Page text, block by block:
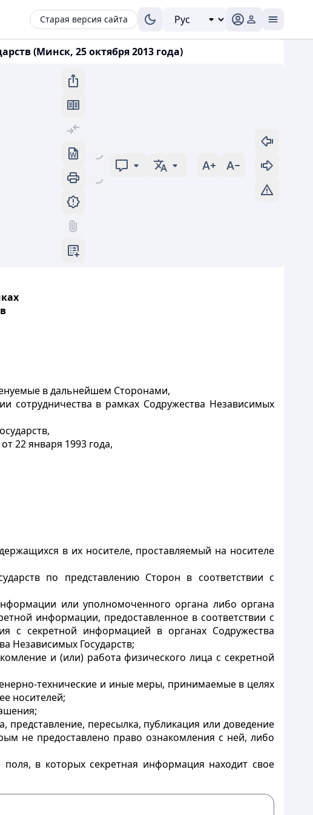
Старая версия сайта
(Минск, 25 октября 2013 года)
в дальнейшем Сторонами,
сотрудничества в рамках Содружества Независимых
22 января 1993 года,
в их носителе, проставляемый на носителе
по представлению Сторон в соответствии с
или уполномоченного органа либо органа
информации, предоставленное в соответствии с
с секретной информацией в органах Содружества
Независимых Государств;
и (или) работа физического лица с секретной
технические и иные меры, принимаемые в целях
носителей;
пересылка, публикация или доведение
не предоставлено право ознакомления с ней, либо
в которых секретная информация находит свое